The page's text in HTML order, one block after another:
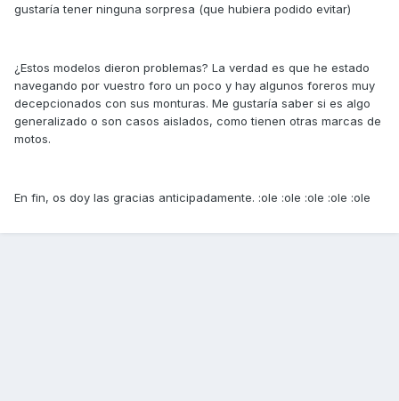
gustaría tener ninguna sorpresa (que hubiera podido evitar)
¿Estos modelos dieron problemas? La verdad es que he estado
navegando por vuestro foro un poco y hay algunos foreros muy
decepcionados con sus monturas. Me gustaría saber si es algo
generalizado o son casos aislados, como tienen otras marcas de
motos.
En fin, os doy las gracias anticipadamente. :ole :ole :ole :ole :ole